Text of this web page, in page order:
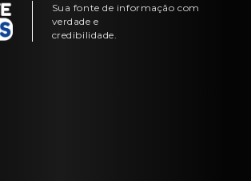
Sua fonte de informação com
verdade e
credibilidade.